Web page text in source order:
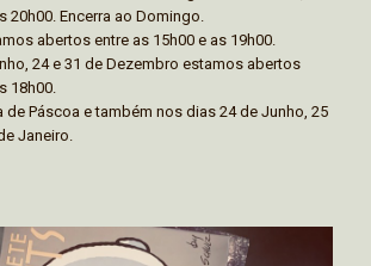
20h00. Encerra ao Domingo.
abertos entre as 15h00 e as 19h00.
24 e 31 de Dezembro estamos abertos
18h00.
de Páscoa e também nos dias 24 de Junho, 25
Janeiro.